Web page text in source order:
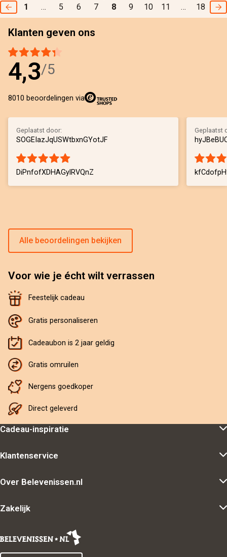
1 … 5 6 7 8 9 10 11 … 18
Klanten geven ons
4,3/5
8010 beoordelingen via
Geplaatst door:
SOGEIazJqUSWtbxnGYotJF
DiPnfofXDHAGylRVQnZ
Geplaatst
Alle beoordelingen bekijken
Voor wie je écht wilt verrassen
Feestelijk cadeau
Gratis personaliseren
Cadeaubon is 2 jaar geldig
Gratis omruilen
Nergens goedkoper
Direct geleverd
Cadeau-inspiratie
Klantenservice
Over Belevenissen.nl
Zakelijk